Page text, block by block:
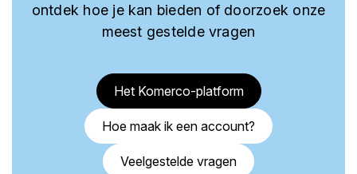
ontdek hoe je kan bieden of doorzoek onze
meest gestelde vragen
Het Komerco-platform
Hoe maak ik een account?
Veelgestelde vragen